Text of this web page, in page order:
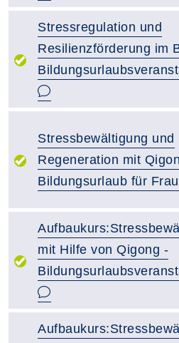
Stressregulation und
Resilienzförderung im
Stressbewältigung und
Regeneration mit
Bildungsurlaub für
mit Hilfe von Qigong -